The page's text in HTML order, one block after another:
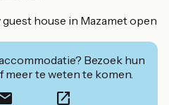
guest house in Mazamet open
Bezoek hun
meer te weten te komen.